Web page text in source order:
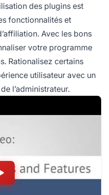
des plugins est
fonctionnalités et
Avec les bons
votre programme
Rationalisez certains
utilisateur avec un
l’administrateur.